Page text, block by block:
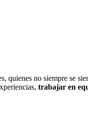
no siempre se
trabajar en